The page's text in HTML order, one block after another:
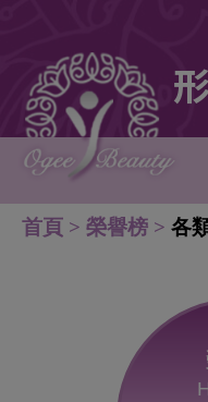
課程 - - 跑馬燈 美
首頁 榮譽榜 各